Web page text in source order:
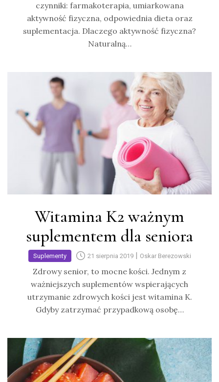
czynniki: farmakoterapia, umiarkowana
aktywność fizyczna, odpowiednia dieta oraz
suplementacja. Dlaczego aktywność fizyczna?
Naturalną…
Witamina K2 ważnym
suplementem dla seniora
Suplementy 21 sierpnia 2019| Oskar Berezowski
Zdrowy senior, to mocne kości. Jednym z
ważniejszych suplementów wspierających
utrzymanie zdrowych kości jest witamina K.
Gdyby zatrzymać przypadkową osobę…